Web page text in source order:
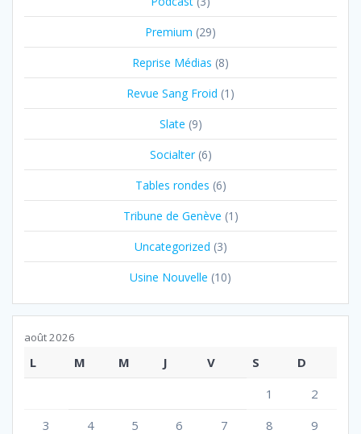
Premium (29)
Reprise Médias (8)
Revue Sang Froid (1)
Slate (9)
Socialter(6)
Tables rondes (6)
Tribune de Genève (1)
Uncategorized (3)
Usine Nouvelle (10)
août 2026
L M M J V S
D
1
2
3
4 5 6 7 8 9